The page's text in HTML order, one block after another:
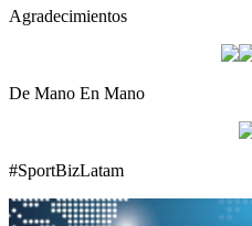
Agradecimientos
De Mano En Mano
#SportBizLatam